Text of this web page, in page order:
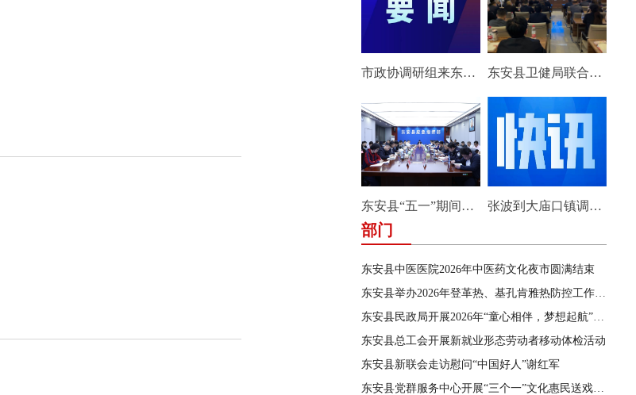
市政协调研组来东安开展专题调研 东安县卫健局联合湖南省直中医医院举办紧密型医联体中层管理干部能力提升培训班
东安县“五一”期间安全防范工作部署会暨县应安委会第三次全体成员会议召开 张波到大庙口镇调研安全生产和防汛工作
部门
东安县中医医院2026年中医药文化夜市圆满结束
东安县举办2026年登革热、基孔肯雅热防控工作会议暨蚊媒传染病防控业务培训应急演练
东安县民政局开展2026年“童心相伴，梦想起航”留守困境儿童暑期成长营主题服务活动
东安县总工会开展新就业形态劳动者移动体检活动
东安县新联会走访慰问“中国好人”谢红军
东安县党群服务中心开展“三个一”文化惠民送戏下乡演出活动